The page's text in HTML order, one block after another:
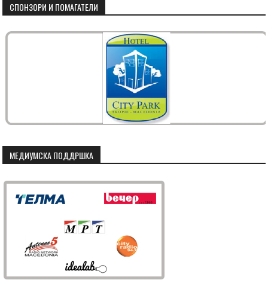
СПОНЗОРИ И ПОМАГАТЕЛИ
МЕДИУМСКА ПОДДРШКА